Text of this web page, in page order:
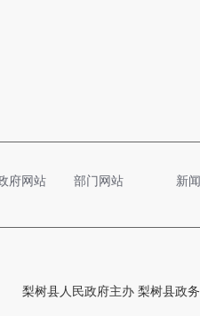
府网站 部门网站 新
梨树县人民政府主办 梨树县政